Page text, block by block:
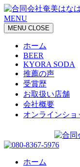
MENU
MENU CLOSE
ホーム
BEER
KYORA SODA
推薦の声
受賞歴
お取扱い店舗
会社概要
オンラインショ
ホーム